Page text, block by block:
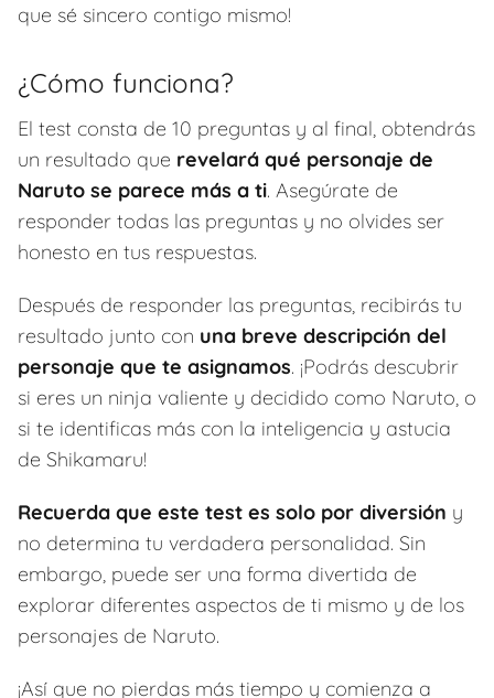
que sé sincero contigo mismo!
¿Cómo funciona?
El test consta de 10 preguntas y al final, obtendrás
un resultado que revelará qué personaje de
Naruto se parece más a ti. Asegúrate de
responder todas las preguntas y no olvides ser
honesto en tus respuestas.
Después de responder las preguntas, recibirás tu
resultado junto con una breve descripción del
personaje que te asignamos. ¡Podrás descubrir
si eres un ninja valiente y decidido como Naruto, o
si te identificas más con la inteligencia y astucia
de Shikamaru!
Recuerda que este test es solo por diversión y
no determina tu verdadera personalidad. Sin
embargo, puede ser una forma divertida de
explorar diferentes aspectos de ti mismo y de los
personajes de Naruto.
¡Así que no pierdas más tiempo y comienza a